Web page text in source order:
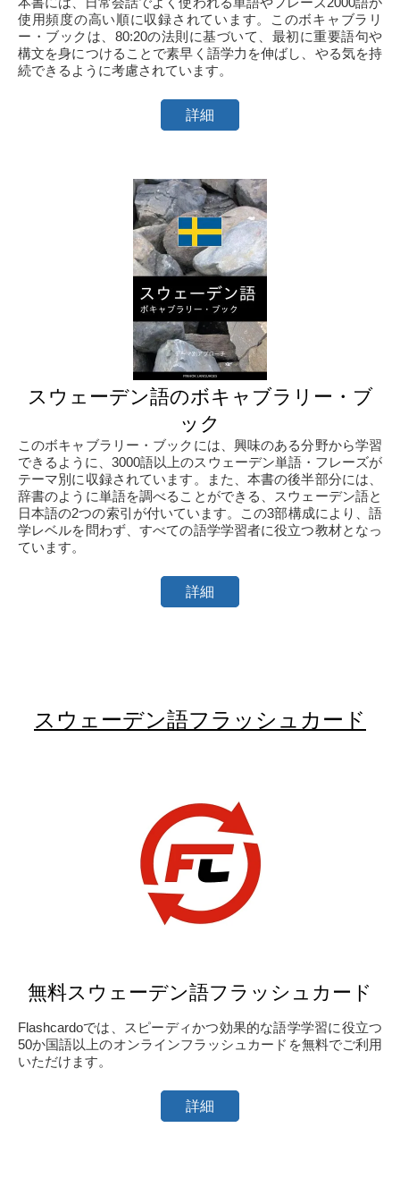
使用頻度の高い順に収録されています。このボキャブラリ
ー・ブックは、80:20の法則に基づいて、最初に重要語句や
構文を身につけることで素早く語学力を伸ばし、やる気を持
続できるように考慮されています。
詳細
スウェーデン語のボキャブラリー・ブ
ック
このボキャブラリー・ブックには、興味のある分野から学習
できるように、3000語以上のスウェーデン単語・フレーズが
テーマ別に収録されています。また、本書の後半部分には、
辞書のように単語を調べることができる、スウェーデン語と
日本語の2つの索引が付いています。この3部構成により、語
学レベルを問わず、すべての語学学習者に役立つ教材となっ
ています。
詳細
スウェーデン語フラッシュカード
無料スウェーデン語フラッシュカード
Flashcardoでは、スピーディかつ効果的な語学学習に役立つ
50か国語以上のオンラインフラッシュカードを無料でご利用
いただけます。
詳細